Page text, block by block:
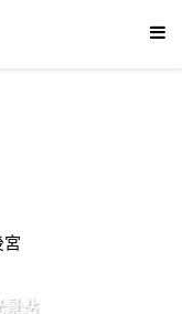
厚-鵝娘的後宮
景點